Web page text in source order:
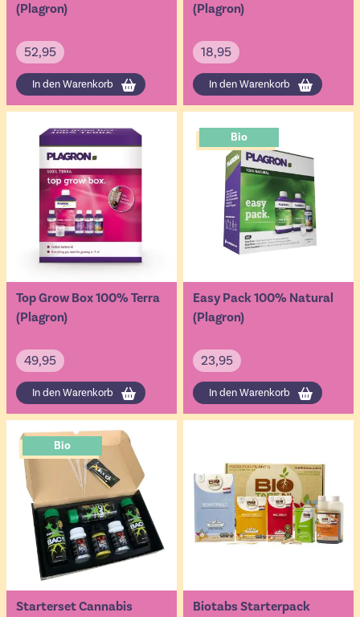
(Plagron)
52,95
In den Warenkorb
(Plagron)
18,95
In den Warenkorb
Top Grow Box 100% Terra
(Plagron)
49,95
In den Warenkorb
Bio
Easy Pack 100% Natural
(Plagron)
23,95
In den Warenkorb
Bio
Starterset Cannabis
Biotabs Starterpack